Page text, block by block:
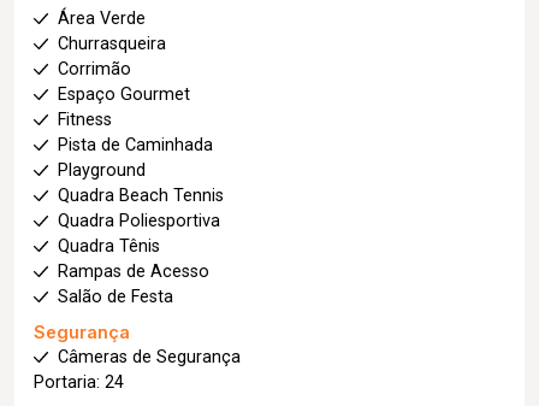
Área Verde
Churrasqueira
Corrimão
Espaço Gourmet
Fitness
Pista de Caminhada
Playground
Quadra Beach Tennis
Quadra Poliesportiva
Quadra Tênis
Rampas de Acesso
Salão de Festa
Segurança
Câmeras de Segurança
Portaria: 24